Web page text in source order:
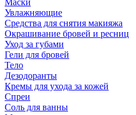
Маски
Увлажняющие
Средства для снятия макияжа
Окрашивание бровей и ресниц
Уход за губами
Гели для бровей
Тело
Дезодоранты
Кремы для ухода за кожей
Спреи
Соль для ванны